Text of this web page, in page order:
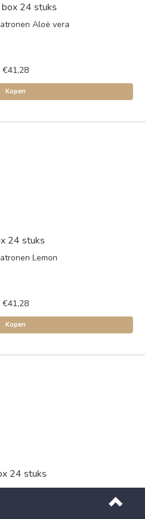
24 stuks
Aloë vera
€41,28
Kopen
24 stuks
Lemon
€41,28
Kopen
24 stuks
Banaan